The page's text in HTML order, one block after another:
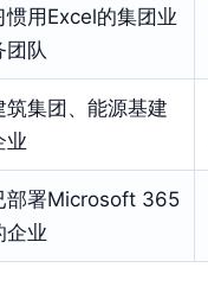
惯用Excel的集团业
团队
筑集团、能源基建
业
部署Microsoft 365
企业